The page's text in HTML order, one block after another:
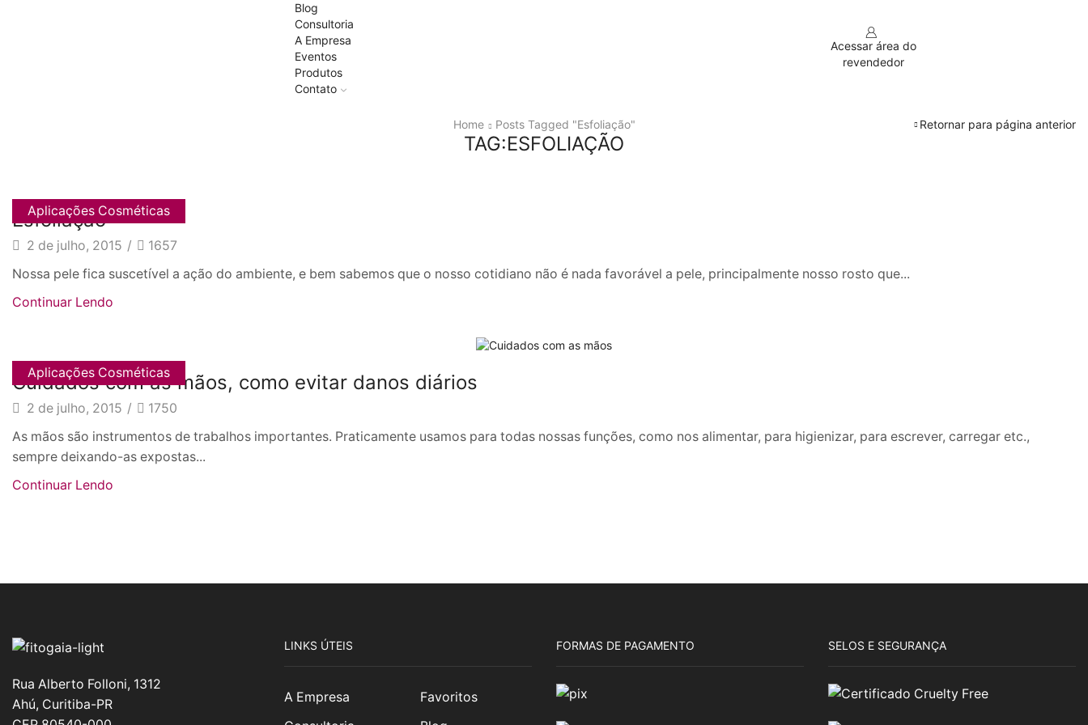
Blog
Consultoria
A Empresa
Eventos
Produtos
Contato
Acessar área do
revendedor
Retornar para página anterior
Home Posts Tagged "esfoliação"
TAG:ESFOLIAÇÃO
Aplicações Cosméticas
Esfoliação
2 de julho, 2015 /
1657
Nossa pele fica suscetível a ação do ambiente, e bem sabemos que o nosso cotidiano não é nada favorável a pele, principalmente nosso rosto que...
Continuar Lendo
Aplicações Cosméticas
Cuidados com as mãos, como evitar danos diários
2 de julho, 2015 /
1750
As mãos são instrumentos de trabalhos importantes. Praticamente usamos para todas nossas funções, como nos alimentar, para higienizar, para escrever, carregar etc.,
sempre deixando-as expostas...
Continuar Lendo
Rua Alberto Folloni, 1312
Ahú, Curitiba-PR
LINKS ÚTEIS
A Empresa
Favoritos
FORMAS DE PAGAMENTO SELOS E SEGURANÇA